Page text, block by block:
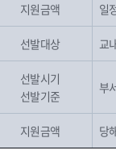
지원금액 일
선발대상 교
선발시기
선발기준
부
지원금액 당